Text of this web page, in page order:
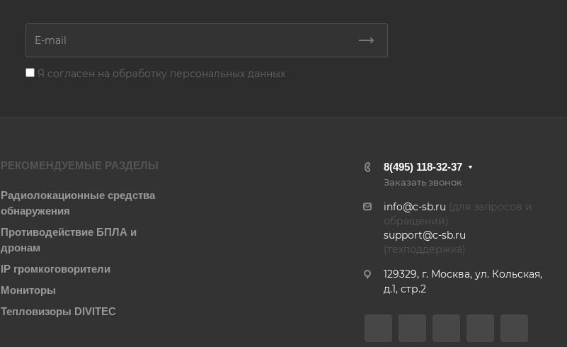
Я согласен на обработку персональных данных
РЕКОМЕНДУЕМЫЕ РАЗДЕЛЫ
Радиолокационные средства
обнаружения
Противодействие БПЛА и
дронам
IP громкоговорители
Мониторы
Тепловизоры DIVITEC
8(495) 118-32-37
Заказать звонок
info@c-sb.ru (для запросов и
обращений)
support@c-sb.ru
(техподдержка)
129329, г. Москва, ул. Кольская,
д.1, стр.2